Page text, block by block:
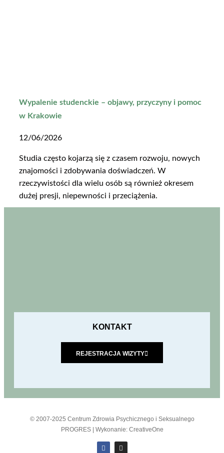
Wypalenie studenckie – objawy, przyczyny i pomoc
w Krakowie
12/06/2026
Studia często kojarzą się z czasem rozwoju, nowych
znajomości i zdobywania doświadczeń. W
rzeczywistości dla wielu osób są również okresem
dużej presji, niepewności i przeciążenia.
KONTAKT
REJESTRACJA WIZYTY
© 2007-2025 Centrum Zdrowia Psychicznego i Seksualnego
PROGRES | Wykonanie: CreativeOne